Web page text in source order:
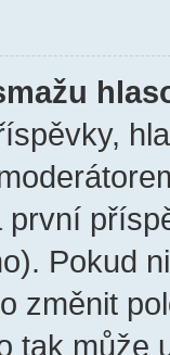
Pokud
změnit
tak může